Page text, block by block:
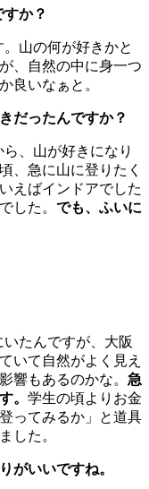
か？
山の何が好きかと
、自然の中に身一つ
良いなぁと。
だったんですか？
、山が好きになり
、急に山に登りたく
えばインドアでした
した。 でも、ふいに
たんですが、大阪
いて自然がよく見え
響もあるのかな。 急
。 学生の頃よりお金
ってみるか」と道具
した。
がいいですね。